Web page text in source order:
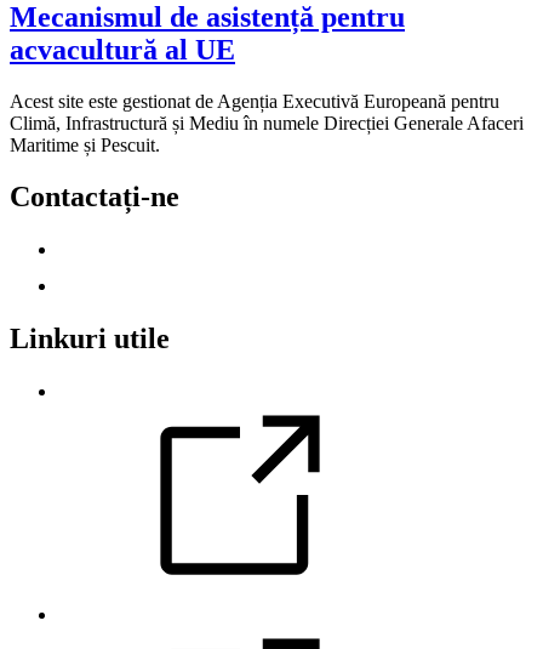
Mecanismul de asistență pentru
acvacultură al UE
Acest site este gestionat de Agenția Executivă Europeană pentru
Climă, Infrastructură și Mediu în numele Direcției Generale Afaceri
Maritime și Pescuit.
Contactați-ne
Linkuri utile